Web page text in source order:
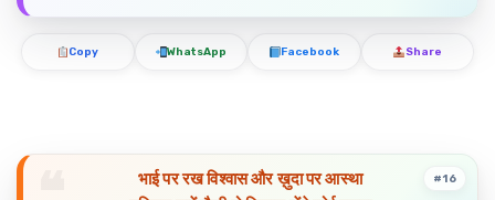
Copy WhatsApp Facebook Share
भाई पर रख विश्वास और ख़ुदा पर आस्था
#16